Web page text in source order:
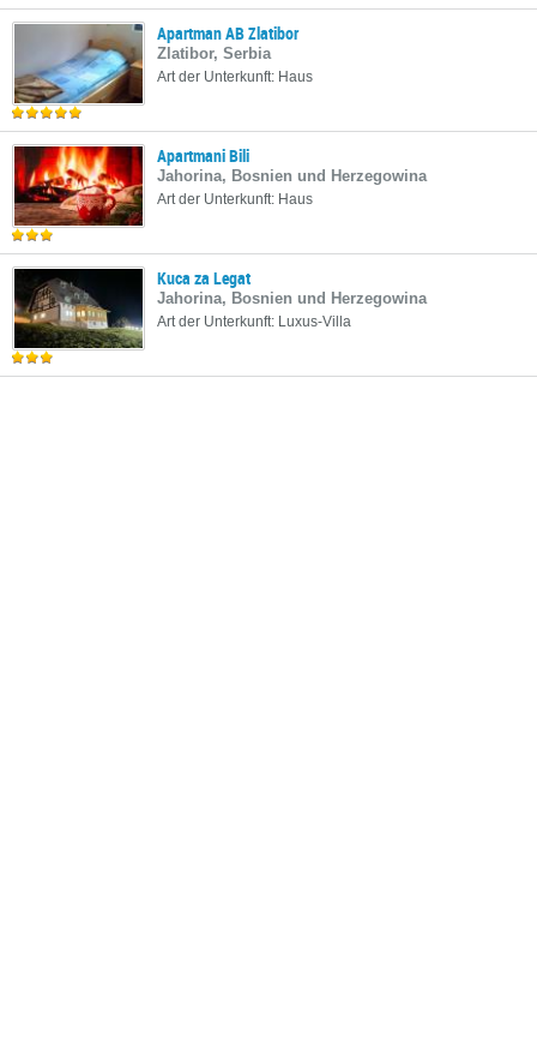
Apartman AB Zlatibor
Zlatibor, Serbia
Art der Unterkunft: Haus
Apartmani Bili
Jahorina, Bosnien und Herzegowina
Art der Unterkunft: Haus
Kuca za Legat
Jahorina, Bosnien und Herzegowina
Art der Unterkunft: Luxus-Villa